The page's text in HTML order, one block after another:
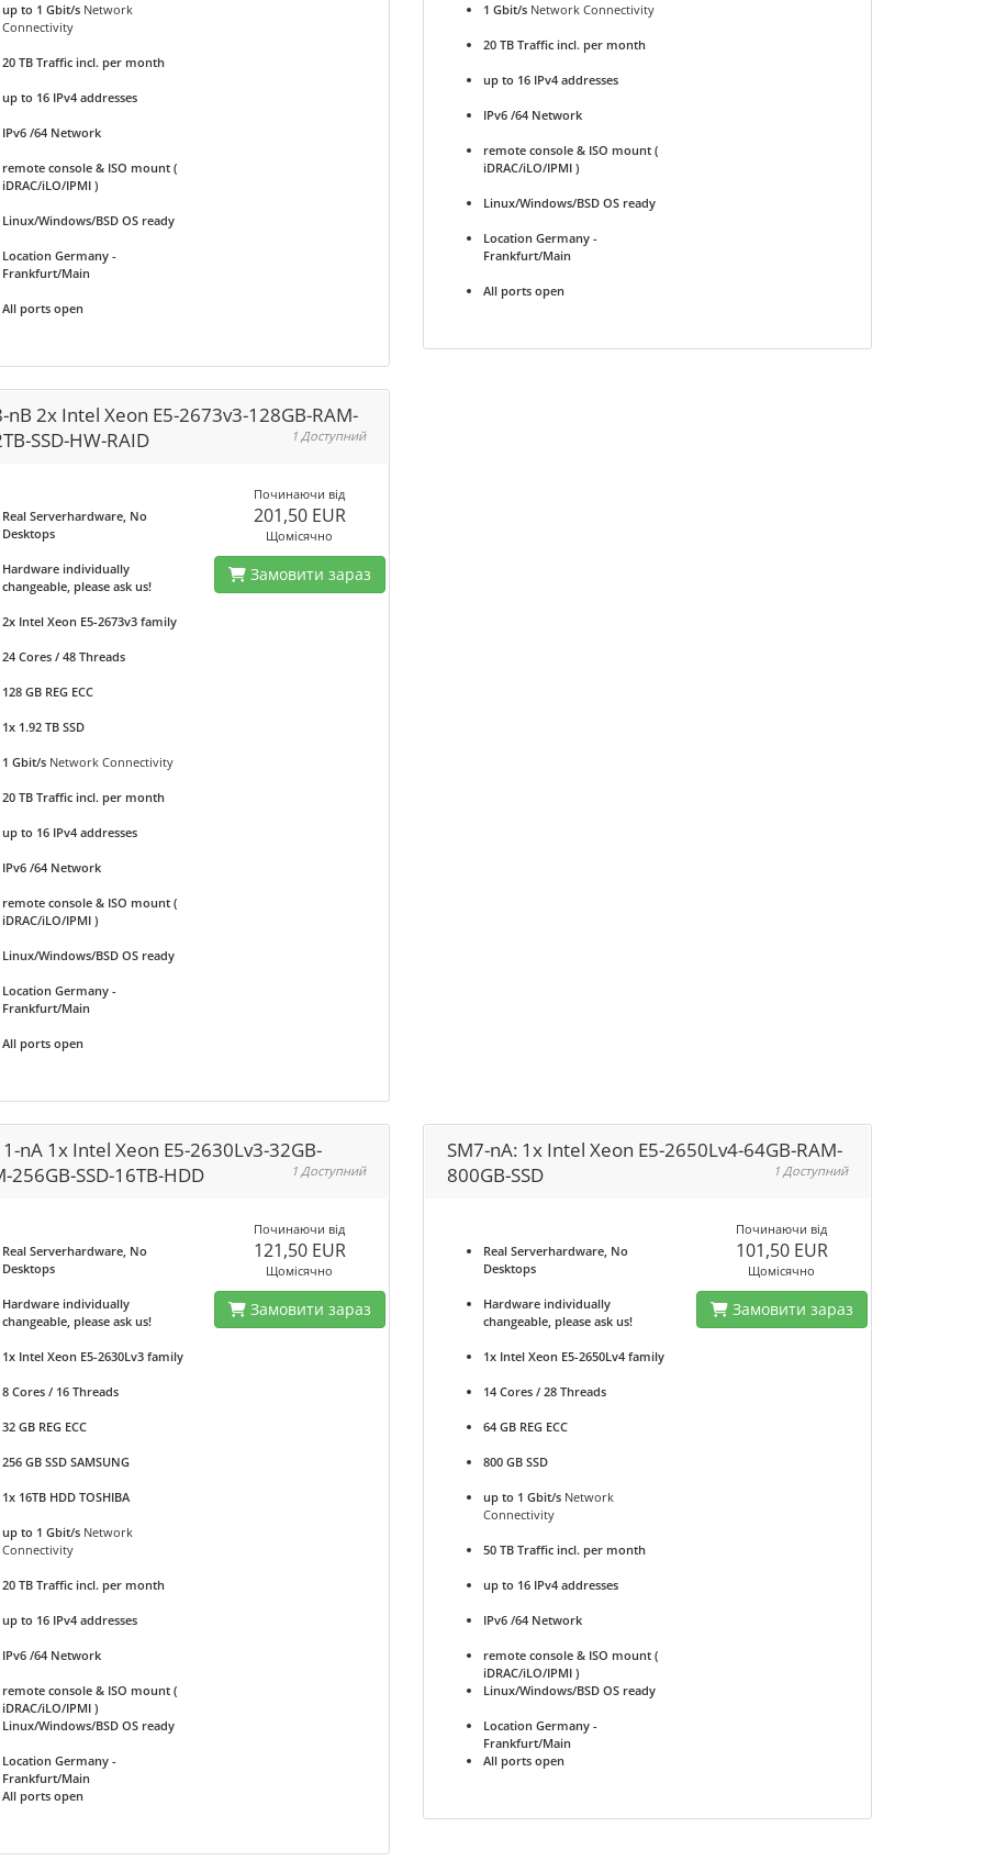
up to 1 Gbit/sNetwork
Connectivity
20 TB Traffic incl. per month
up to 16 IPv4 addresses
IPv6 /64 Network
remote console & ISO mount (
iDRAC/iLO/IPMI )
Linux/Windows/BSD OS ready
Location Germany -
Frankfurt/Main
All ports open
1 Gbit/s Network Connectivity
20 TB Traffic incl. per month
up to 16 IPv4 addresses
IPv6 /64 Network
remote console & ISO mount (
iDRAC/iLO/IPMI )
Linux/Windows/BSD OS ready
Location Germany -
Frankfurt/Main
All ports open
nB 2x Intel Xeon E5-2673v3-128GB-RAM-
SSD-HW-RAID
1 Доступний
Real Serverhardware, No
Desktops
Hardware individually
changeable, please ask us!
2x Intel Xeon E5-2673v3 family
24 Cores / 48 Threads
128 GB REG ECC
1x 1.92 TB SSD
1 Gbit/sNetwork Connectivity
20 TB Traffic incl. per month
up to 16 IPv4 addresses
IPv6 /64 Network
remote console & ISO mount (
iDRAC/iLO/IPMI )
Linux/Windows/BSD OS ready
Location Germany -
Frankfurt/Main
All ports open
Починаючи від
201,50 EUR
Щомісячно
Замовити зараз
nA 1x Intel Xeon E5-2630Lv3-32GB-
256GB-SSD-16TB-HDD
1 Доступний
Real Serverhardware, No
Desktops
Hardware individually
changeable, please ask us!
1x Intel Xeon E5-2630Lv3 family
8 Cores / 16 Threads
32 GB REG ECC
256 GB SSD SAMSUNG
1x 16TB HDD TOSHIBA
up to 1 Gbit/sNetwork
Connectivity
20 TB Traffic incl. per month
up to 16 IPv4 addresses
IPv6 /64 Network
remote console & ISO mount (
iDRAC/iLO/IPMI )
Linux/Windows/BSD OS ready
Location Germany -
Frankfurt/Main
All ports open
Починаючи від
121,50 EUR
Щомісячно
Замовити зараз
SM7-nA: 1x Intel Xeon E5-2650Lv4-64GB-RAM-
800GB-SSD
1 Доступний
Real Serverhardware, No
Desktops
Hardware individually
changeable, please ask us!
1x Intel Xeon E5-2650Lv4 family
14 Cores / 28 Threads
64 GB REG ECC
800 GB SSD
up to 1 Gbit/s Network
Connectivity
50 TB Traffic incl. per month
up to 16 IPv4 addresses
IPv6 /64 Network
remote console & ISO mount (
iDRAC/iLO/IPMI )
Linux/Windows/BSD OS ready
Location Germany -
Frankfurt/Main
All ports open
Починаючи від
101,50 EUR
Щомісячно
Замовити зараз